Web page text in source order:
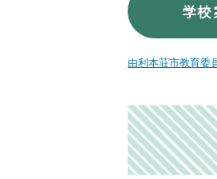
学校
由利本荘市教育委